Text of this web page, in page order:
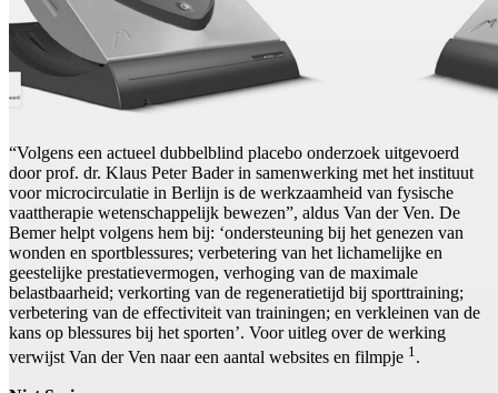
“Volgens een actueel dubbelblind placebo onderzoek uitgevoerd
door prof. dr. Klaus Peter Bader in samenwerking met het instituut
voor microcirculatie in Berlijn is de werkzaamheid van fysische
vaattherapie wetenschappelijk bewezen”, aldus Van der Ven. De
Bemer helpt volgens hem bij: ‘ondersteuning bij het genezen van
wonden en sportblessures; verbetering van het lichamelijke en
geestelijke prestatievermogen, verhoging van de maximale
belastbaarheid; verkorting van de regeneratietijd bij sporttraining;
verbetering van de effectiviteit van trainingen; en verkleinen van de
kans op blessures bij het sporten’. Voor uitleg over de werking
verwijst Van der Ven naar een aantal websites en filmpje 1.